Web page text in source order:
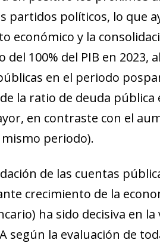
partidos políticos, lo que
económico y la
del 100% del PIB en 2023,
en el periodo
la ratio de deuda
en contraste con el
periodo).
de las cuentas
crecimiento de la
ha sido decisiva en
según la evaluación de